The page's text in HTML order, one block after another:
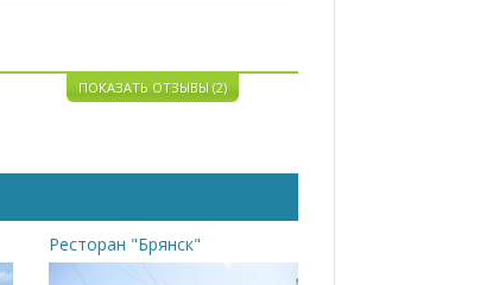
ПОКАЗАТЬ ОТЗЫВЫ (2)
Ресторан "Брянск"